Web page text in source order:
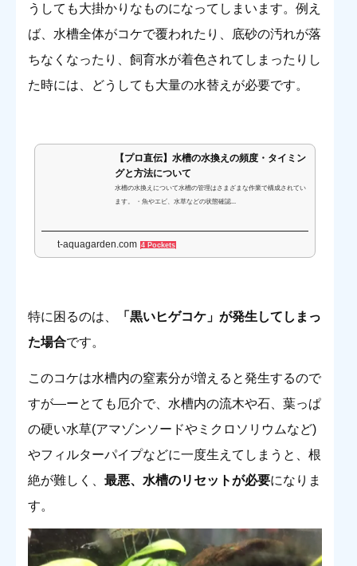
うしても大掛かりなものになってしまいます。例え
ば、水槽全体がコケで覆われたり、底砂の汚れが落
ちなくなったり、飼育水が着色されてしまったりし
た時には、どうしても大量の水替えが必要です。
【プロ直伝】水槽の水換えの頻度・タイミン
グと方法について
水槽の水換えについて水槽の管理はさまざまな作業で構成されてい
ます。 ・魚やエビ、水草などの状態確認...
t-aquagarden.com 4 Pockets
特に困るのは、
「黒いヒゲコケ」が発生してしまっ
た場合です。
このコケは水槽内の窒素分が増えると発生するので
すが―ーとても厄介で、水槽内の流木や石、葉っぱ
の硬い水草(アマゾンソードやミクロソリウムなど)
やフィルターパイプなどに一度生えてしまうと、根
絶が難しく、 最悪、水槽のリセットが必要になりま
す。